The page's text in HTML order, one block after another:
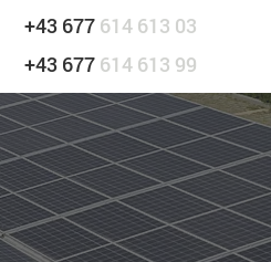
+43 677 614 613 03
+43 677 614 613 99